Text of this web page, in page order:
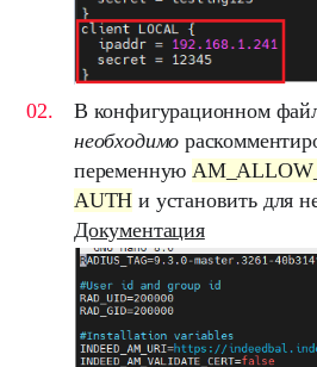
В конфигурационном
необходимо
переменную
AUTH и установить для
Документация